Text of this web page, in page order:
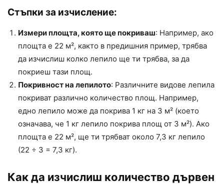
Стъпки за изчисление:
Измери площта, която ще покриваш: Например, ако
площта е 22 м², както в предишния пример, трябва
да изчислиш колко лепило ще ти трябва, за да
покриеш тази площ.
Покривност на лепилото: Различните видове лепила
покриват различно количество площ. Например,
едно лепило може да покрива 1 кг на 3 м² (което
означава, че 1 кг лепило покрива площ от 3 м²). Ако
площта е 22 м², ще ти трябват около 7,3 кг лепило
(22 ÷ 3 = 7,3 кг).
Как да изчислиш количество дървен